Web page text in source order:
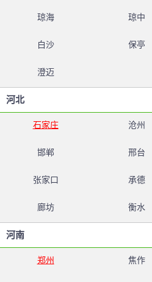
琼海 琼中
白沙 保亭
澄迈
河北
石家庄 沧州
邯郸 邢台
张家口 承德
廊坊 衡水
河南
郑州 焦作